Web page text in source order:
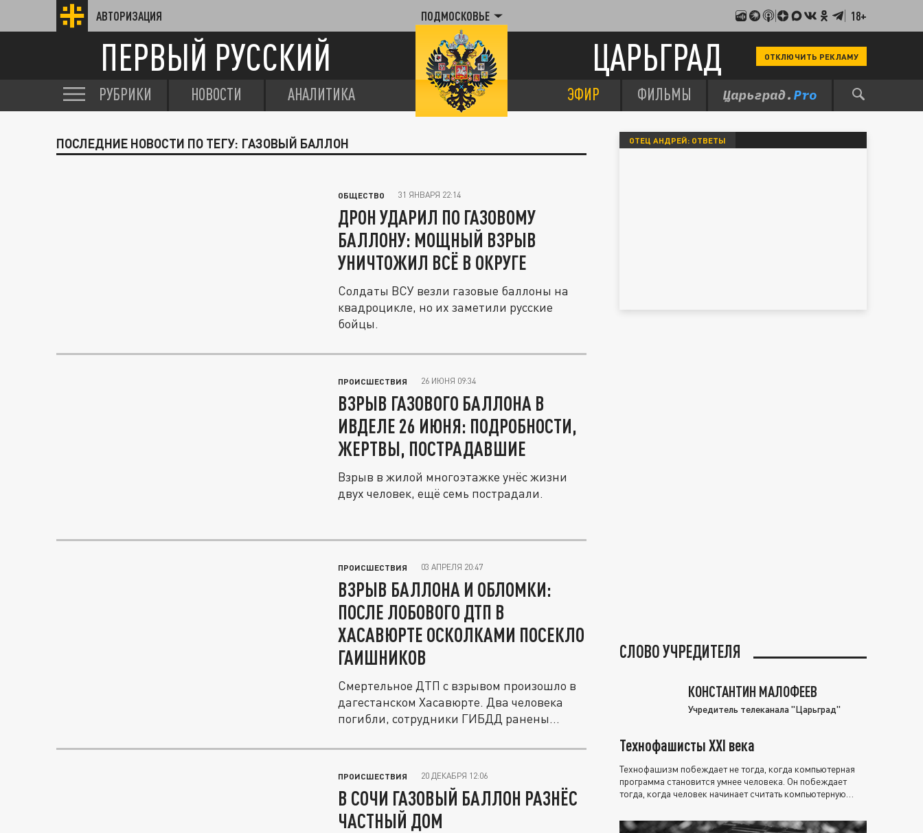
АВТОРИЗАЦИЯ ПОДМОСКОВЬЕ 18+
ПЕРВЫЙ РУССКИЙ ЦАРЬГРАД ОТКЛЮЧИТЬ РЕКЛАМУ
РУБРИКИ НОВОСТИ АНАЛИТИКА ЭФИР ФИЛЬМЫ
ПОСЛЕДНИЕ НОВОСТИ ПО ТЕГУ: ГАЗОВЫЙ БАЛЛОН
ОБЩЕСТВО 31 ЯНВАРЯ 22:14
ДРОН УДАРИЛ ПО ГАЗОВОМУ
БАЛЛОНУ: МОЩНЫЙ ВЗРЫВ
УНИЧТОЖИЛ ВСЁ В ОКРУГЕ
Солдаты ВСУ везли газовые баллоны на
квадроцикле, но их заметили русские
бойцы.
ПРОИСШЕСТВИЯ 26 ИЮНЯ 09:34
ВЗРЫВ ГАЗОВОГО БАЛЛОНА В
ИВДЕЛЕ 26 ИЮНЯ: ПОДРОБНОСТИ,
ЖЕРТВЫ, ПОСТРАДАВШИЕ
Взрыв в жилой многоэтажке унёс жизни
двух человек, ещё семь пострадали.
ПРОИСШЕСТВИЯ 03 АПРЕЛЯ 20:47
ВЗРЫВ БАЛЛОНА И ОБЛОМКИ:
ПОСЛЕ ЛОБОВОГО ДТП В
ХАСАВЮРТЕ ОСКОЛКАМИ ПОСЕКЛО
ГАИШНИКОВ
Смертельное ДТП с взрывом произошло в
дагестанском Хасавюрте. Два человека
погибли, сотрудники ГИБДД ранены...
ПРОИСШЕСТВИЯ 20 ДЕКАБРЯ 12:06
В СОЧИ ГАЗОВЫЙ БАЛЛОН РАЗНЁС
ЧАСТНЫЙ ДОМ
ОТЕЦ АНДРЕЙ: ОТВЕТЫ
СЛОВО УЧРЕДИТЕЛЯ
КОНСТАНТИН МАЛОФЕЕВ
Учредитель телеканала "Царьград"
Технофашисты XXI века
Технофашизм побеждает не тогда, когда компьютерная
программа становится умнее человека. Он побеждает
тогда, когда человек начинает считать компьютерную